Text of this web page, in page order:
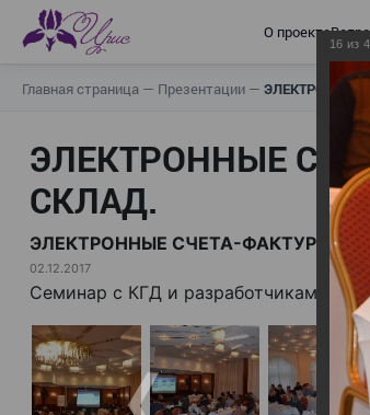
О проекте
Главная страница — Презентации — ЭЛЕКТРОННЫЕ
ЭЛЕКТРОННЫЕ
СКЛАД.
ЭЛЕКТРОННЫЕ СЧЕТА-ФАКТУРЫ.
02.12.2017
Семинар с КГД и разработчиками
16 из